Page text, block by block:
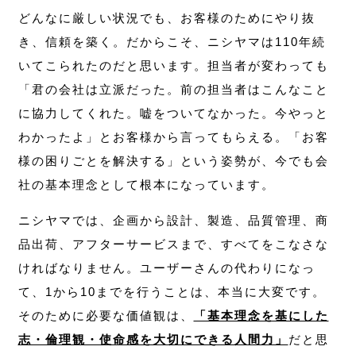
どんなに厳しい状況でも、お客様のためにやり抜
き、信頼を築く。だからこそ、ニシヤマは110年続
いてこられたのだと思います。担当者が変わっても
「君の会社は立派だった。前の担当者はこんなこと
に協力してくれた。嘘をついてなかった。今やっと
わかったよ」とお客様から言ってもらえる。「お客
様の困りごとを解決する」という姿勢が、今でも会
社の基本理念として根本になっています。
ニシヤマでは、企画から設計、製造、品質管理、商
品出荷、アフターサービスまで、すべてをこなさな
ければなりません。ユーザーさんの代わりになっ
て、1から10までを行うことは、本当に大変です。
そのために必要な価値観は、
「基本理念を基にした
志・倫理観・使命感を大切にできる人間力」 だと思